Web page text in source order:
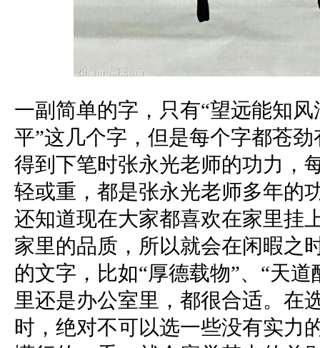
一副简单的字，只有“望远能知
平”这几个字，但是每个字都苍
得到下笔时张永光老师的功力，
轻或重，都是张永光老师多年的
还知道现在大家都喜欢在家里挂
家里的品质，所以就会在闲暇之
的文字，比如“厚德载物”、“天
里还是办公室里，都很合适。在
时，绝对不可以选一些没有实力